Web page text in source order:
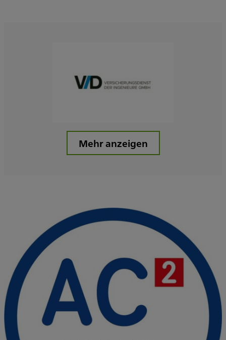
Mehr anzeigen